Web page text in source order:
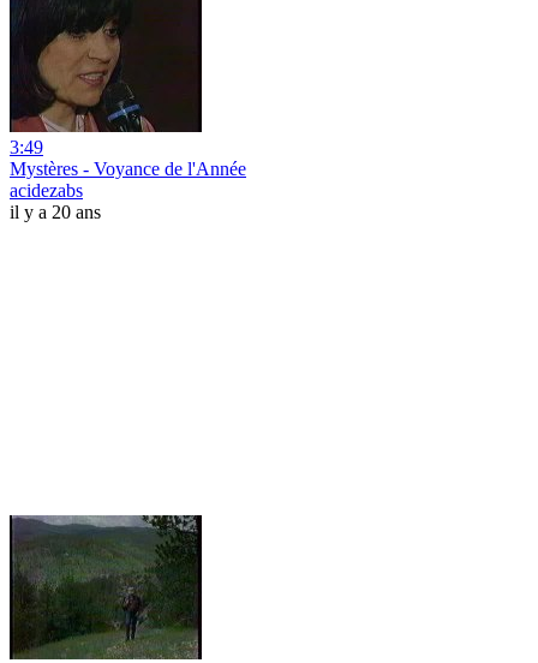
3:49
Mystères - Voyance de l'Année
acidezabs
il y a 20 ans